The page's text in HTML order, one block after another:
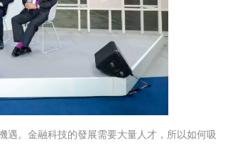
遇。金融科技的發展需要大量人才，所以如何吸